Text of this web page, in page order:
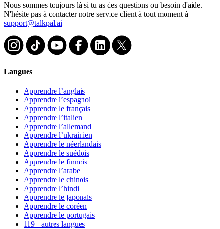
Nous sommes toujours là si tu as des questions ou besoin d'aide.
N'hésite pas à contacter notre service client à tout moment à
support@talkpal.ai
Langues
Apprendre l’anglais
Apprendre l’espagnol
Apprendre le français
Apprendre l’italien
Apprendre l’allemand
Apprendre l’ukrainien
Apprendre le néerlandais
Apprendre le suédois
Apprendre le finnois
Apprendre l’arabe
Apprendre le chinois
Apprendre l’hindi
Apprendre le japonais
Apprendre le coréen
Apprendre le portugais
119+ autres langues